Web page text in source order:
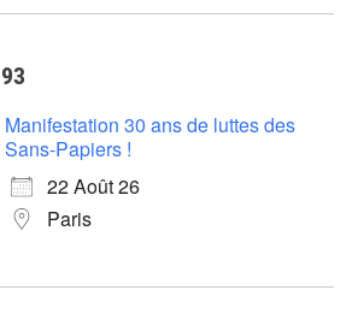
Manifestation 30 ans de luttes des
Sans-Papiers !
22 Août 26
Paris